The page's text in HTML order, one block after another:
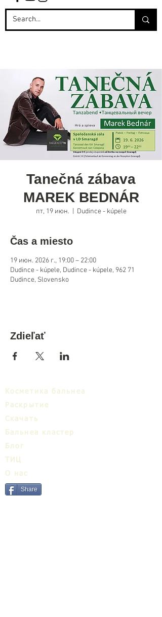
Tanečná zábava
MAREK BEDNÁR
пт, 19 июн. Dudince - kúpele
Čas a miesto
19 июн. 2026 г., 19:00 – 22:00
Dudince - kúpele, Dudince - kúpele, 962 71
Dudince, Slovensko
Zdieľať
Косметика бальнеа
Раскрытие
Cкачать
Бальнеa кластер
Блог
ТИЦ
О нас
Share